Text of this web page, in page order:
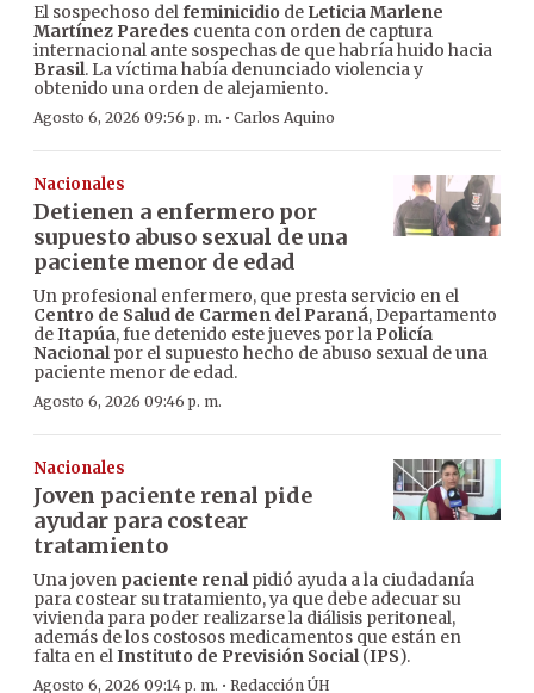
El sospechoso delfeminicidio de Leticia Marlene
Martínez Paredes cuenta con orden de captura
internacional ante sospechas de que habría huido hacia
Brasil. La víctima había denunciado violencia y
obtenido una orden de alejamiento.
Agosto 6, 2026 09:56 p. m. · Carlos Aquino
Nacionales
Detienen a enfermero por
supuesto abuso sexual de una
paciente menor de edad
Un profesional enfermero, que presta servicio en el
Centro de Salud de Carmen del Paraná, Departamento
deItapúa, fue detenido este jueves por la Policía
Nacionalpor el supuesto hecho de abuso sexual de una
paciente menor de edad.
Agosto 6, 2026 09:46 p. m.
Nacionales
Joven paciente renal pide
ayudar para costear
tratamiento
Una joven paciente renalpidió ayuda a la ciudadanía
para costear su tratamiento, ya que debe adecuar su
vivienda para poder realizarse la diálisis peritoneal,
además de los costosos medicamentos que están en
falta en elInstituto de Previsión Social(IPS).
Agosto 6, 2026 09:14 p. m. · Redacción ÚH